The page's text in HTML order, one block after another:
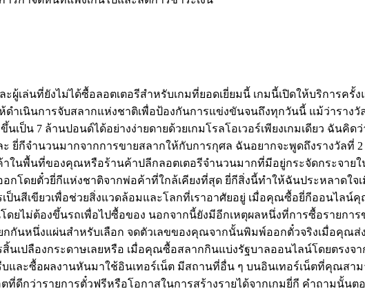
ผู้เล่นที่ยังไม่ได้ซื้อลอตเตอรีสำหรับเกมที่ยอดเยี่ยมนี้ เกมนี้เปิดให้บริการค
ำเนินการจับสลากแห่งชาติเพื่อป้องกันการแข่งขันจนถึงทุกวันนี้ แม้ว่าราง
ป็น 7 ล้านปอนด์ได้อย่างง่ายดายด้วยเกมโรลโอเวอร์เพียงเกมเดียว ฉัน
กีจำนวนมากจากการขายสลากให้กับการกุศล ฉันอยากจะพูดถึงรางวัลที่
ในพื้นที่ของคุณหรือร้านค้าปลีกลอตเตอรีจำนวนมากที่มีอยู่กระจัดกระจา
กโดยตั๋วยี่กีแห่งชาติจากพ่อค้าที่ใกล้เคียงที่สุด ยี่กีสิ่งนี้ทำให้ฉันประหลาดใจ
ป็นสีเขียวเพื่อช่วยสิ่งแวดล้อมและโลกที่เราอาศัยอยู่ เมื่อคุณซื้อยี่กีออนไลน์
ยไม่ต้องขึ้นรถเพื่อไปซื้อของ นอกจากนี้ยังมีอีกเหตุผลหนึ่งที่การซื้อรายก
นหนึ่งแผ่นสำหรับเลือก จดตัวเลขของคุณจากนั้นพิมพ์ออกตั๋วจริงเมื่อคุณส่
นเปลืองกระดาษเลยหรือ เมื่อคุณซื้อสลากกินแบ่งรัฐบาลออนไลน์โดยตรง
บและซื้อผลงานหันมาใช้อินเทอร์เน็ต มีสถานที่อื่น ๆ บนอินเทอร์เน็ตที่คุณสา
ดีกว่ารายการตั๋วฟรีหรือโอกาสในการสร้างรายได้จากเกมยี่กี คำถามนั้น